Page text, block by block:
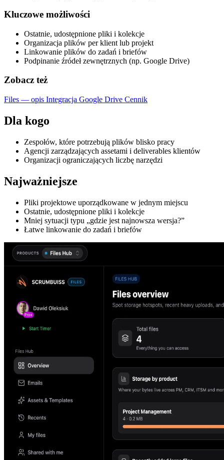
Kluczowe możliwości
Ostatnie, udostępnione pliki i kolekcje
Organizacja plików per klient lub projekt
Linkowanie plików do zadań i briefów
Podpinanie źródeł zewnętrznych (np. Google Drive)
Zobacz też
Files — opis Integracja Google Drive Cennik
Dla kogo
Zespołów, które potrzebują plików blisko pracy
Agencji zarządzających assetami i deliverables klientów
Organizacji ograniczających liczbę narzędzi
Najważniejsze
Pliki projektowe uporządkowane w jednym miejscu
Ostatnie, udostępnione pliki i kolekcje
Mniej sytuacji typu „gdzie jest najnowsza wersja?”
Łatwe linkowanie do zadań i briefów